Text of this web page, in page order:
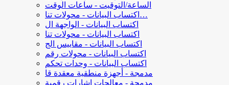
الساعة/التوقيت - ساعات الوقت
اكتساب البيانات - محولات تنا…
اكتساب البيانات - الواجهة ال
اكتساب البيانات - محولات تنا
اكتساب البيانات - مقاييس الج
اكتساب البيانات - محولات رقم
اكتساب البيانات - وحدات تحكم
مدمجة - أجهزة منطقية معقدة قا
مدمجة - معالجات إشارات رقمية